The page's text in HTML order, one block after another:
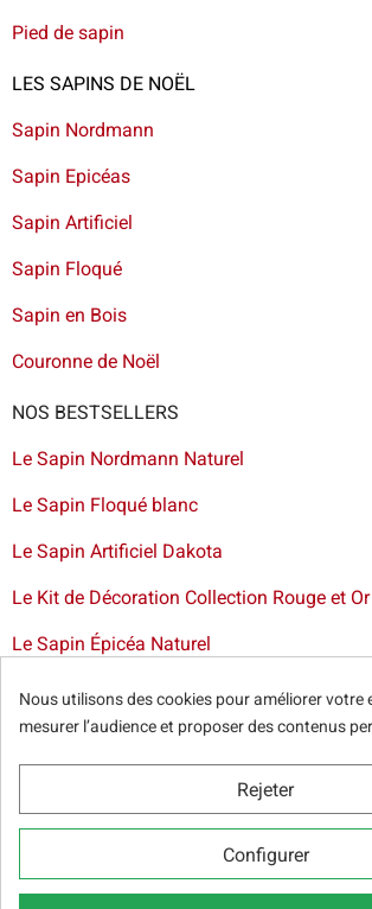
Pied de sapin
LES SAPINS DE NOËL
Sapin Nordmann
Sapin Epicéas
Sapin Artificiel
Sapin Floqué
Sapin en Bois
Couronne de Noël
NOS BESTSELLERS
Le Sapin Nordmann Naturel
Le Sapin Floqué blanc
Le Sapin Artificiel Dakota
Le Kit de Décoration Collection Rouge et Or
Le Sapin Épicéa Naturel
Livraison de sapin à Bruxelles-Livraison
artificiels et décorations dans
© Sapins.be 2025 -Conditions
Cookie Relevé-
Nous utilisons des cookies pour améliorer votre
mesurer l’audience et proposer des contenus
Rejeter
Configurer